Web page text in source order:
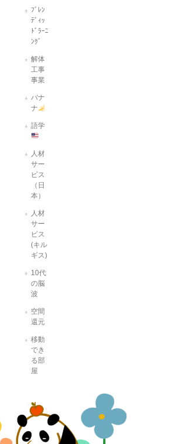
ﾌﾞﾚﾝ
ﾃﾞｨｯ
ﾄﾞﾗｰﾆ
ﾝｸﾞ
解体
工事
事業
バナ
ナ
語学
人材
サー
ビス
（日
本）
人材
サー
ビス
(キル
ギス)
10代
の脳
波
空間
還元
移動
でき
る部
屋